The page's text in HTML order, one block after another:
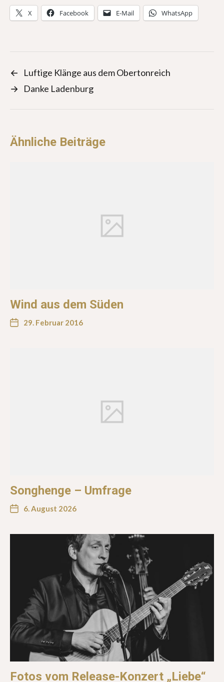
X Facebook E-Mail WhatsApp
←
Luftige Klänge aus dem Obertonreich
→ Danke Ladenburg
Ähnliche Beiträge
Wind aus dem Süden
29. Februar 2016
Songhenge – Umfrage
6. August 2026
Fotos vom Release-Konzert „Liebe“